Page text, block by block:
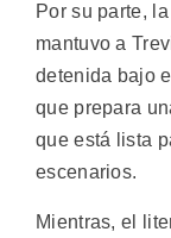
Por su parte,
mantuvo a
detenida bajo
que prepara
que está lista
escenarios.
Mientras, el